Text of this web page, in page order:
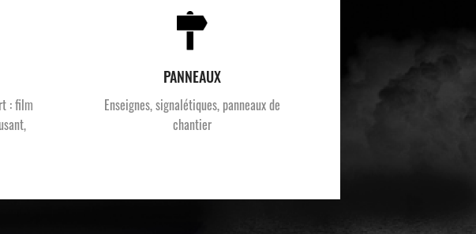
: film
PANNEAUX
Enseignes, signalétiques, panneaux de
chantier